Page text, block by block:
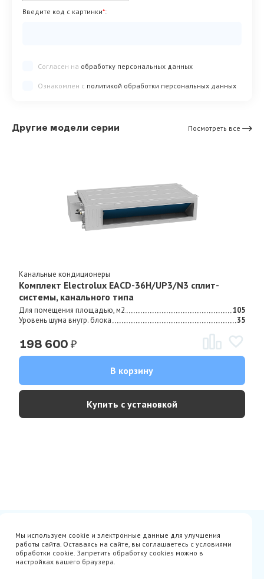
Введите код с картинки*:
Согласен на обработку персональных данных
Ознакомлен с политикой обработки персональных данных
Другие модели серии Посмотреть все
Канальные кондиционеры
Комплект Electrolux EACD-36H/UP3/N3 сплит-
системы, канального типа
Для помещения площадью, м2
105
Уровень шума внутр. блока
35
198 600 ₽
В корзину
Купить с установкой
Avito
Акции
Гарантия
Оплата
Производители
Мы используем cookie и электронные данные для улучшения
работы сайта. Оставаясь на сайте, вы соглашаетесь с условиями
обработки cookie. Запретить обработку cookies можно в
настройках вашего браузера.